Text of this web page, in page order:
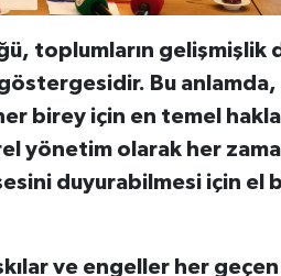
toplumların gelişmişlik
Bu anlamda,
her birey için en temel
yönetim olarak her
duyurabilmesi için el
ve engeller her